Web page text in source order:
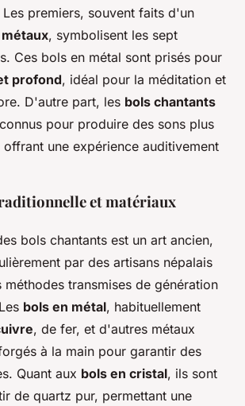
premiers, souvent faits d'un
, symbolisent les sept
Ces bols en métal sont prisés pour
profond, idéal pour la méditation et
D'autre part, les bols chantants
pour produire des sons plus
une expérience auditivement
et matériaux
bols chantants est un art ancien,
par des artisans népalais
méthodes transmises de génération
bols en métal, habituellement
, de fer, et d'autres métaux
à la main pour garantir des
Quant aux bols en cristal, ils sont
de quartz pur, permettant une